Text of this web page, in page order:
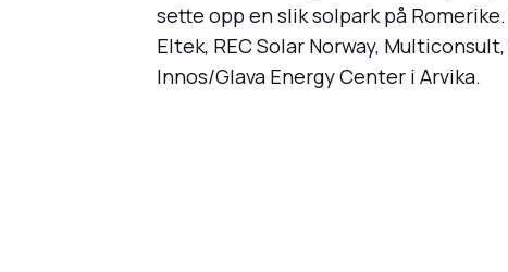
sette opp en slik solpark på
Eltek, REC Solar Norway,
Innos/Glava Energy Center i Arvika.